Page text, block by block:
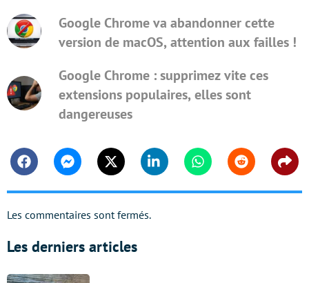
Google Chrome va abandonner cette
version de macOS, attention aux failles !
Google Chrome : supprimez vite ces
extensions populaires, elles sont
dangereuses
FacebookMessengerTwitter Linkedin WhatsappReddit
Les commentaires sont fermés.
Les derniers articles